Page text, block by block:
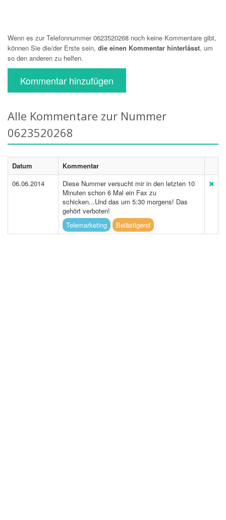
Wenn es zur Telefonnummer 0623520268 noch keine Kommentare gibt,
können Sie die/der Erste sein, die einen Kommentar hinterlässt, um
so den anderen zu helfen.
Kommentar hinzufügen
Alle Kommentare zur Nummer
0623520268
Datum
Kommentar
06.06.2014
Diese Nummer versucht mir in den letzten 10
Minuten schon 6 Mal ein Fax zu
schicken...Und das um 5:30 morgens! Das
gehört verboten!
Telemarketing
Belästigend